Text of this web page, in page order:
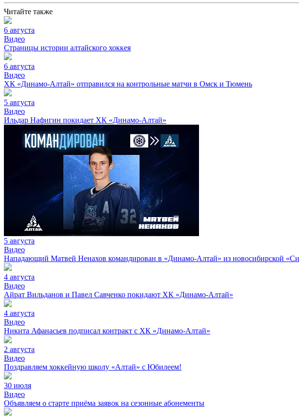
Читайте также
6 августа
Видео
Страницы истории алтайского хоккея
6 августа
Видео
ХК «Динамо-Алтай» отправился на контрольные матчи в Омск и Тюмень
5 августа
Видео
Ильдар Нафигин покидает ХК «Динамо-Алтай»
5 августа
Видео
Нападающий Матвей Ненахов командирован в «Динамо-Алтай» из новосибирской
4 августа
Видео
Айрат Вильданов и Павел Савченко покидают ХК «Динамо-Алтай»
4 августа
Видео
Никита Афанасьев подписал контракт с ХК «Динамо-Алтай»
2 августа
Видео
Поздравляем хоккейную школу «Алтай» с Юбилеем!
30 июля
Видео
Объявляем о старте приёма заявок на сезонные абонементы